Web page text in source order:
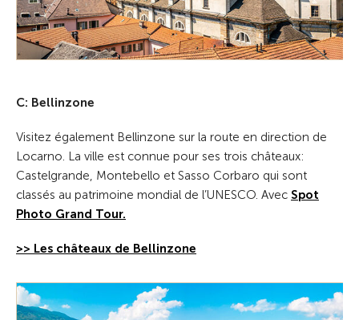
C: Bellinzone
Visitez également Bellinzone sur la route en direction de
Locarno. La ville est connue pour ses trois châteaux:
Castelgrande, Montebello et Sasso Corbaro qui sont
classés au patrimoine mondial de l’UNESCO. Avec Spot
Photo Grand Tour.
>> Les châteaux de Bellinzone